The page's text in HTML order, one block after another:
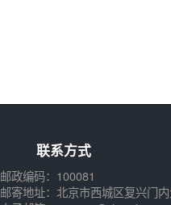
联系方式
邮政编码：100081
邮寄地址：北京市西城区复兴门